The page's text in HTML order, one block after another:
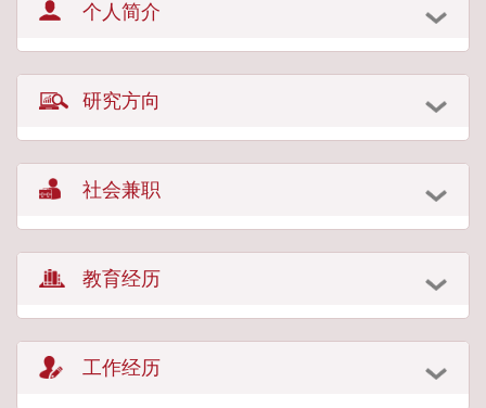
个人简介
研究方向
社会兼职
教育经历
工作经历